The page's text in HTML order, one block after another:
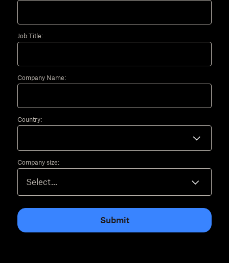
Job Title:
Company Name:
Country:
Company size:
Submit